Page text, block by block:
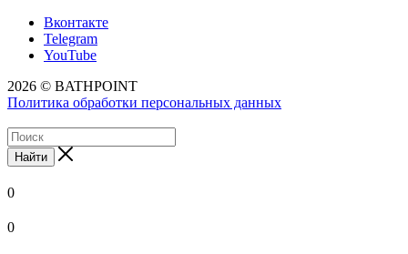
Вконтакте
Telegram
YouTube
2026 © BATHPOINT
Политика обработки персональных данных
Найти
0
0